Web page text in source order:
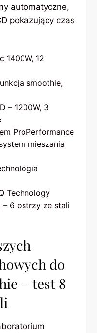
automatyczne,
pokazujący czas
1400W, 12
smoothie,
– 1200W, 3
ProPerformance
mieszania
Technology
– 6 ostrzy ze stali
do
– test 8